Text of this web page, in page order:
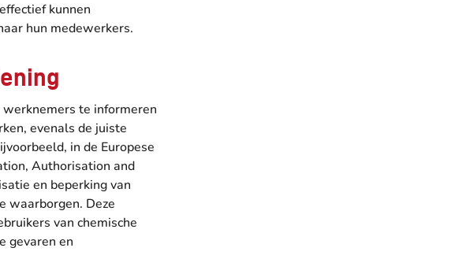
kunnen
hun medewerkers.
te informeren
evenals de juiste
in de Europese
Authorisation and
en beperking van
waarborgen. Deze
van chemische
gevaren en